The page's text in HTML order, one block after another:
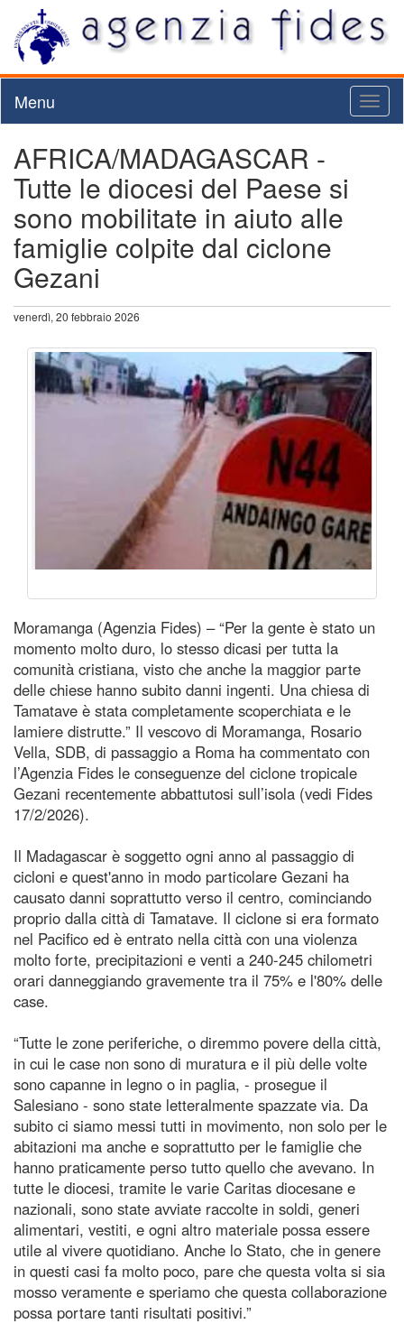
Menu
AFRICA/MADAGASCAR -
Tutte le diocesi del Paese si
sono mobilitate in aiuto alle
famiglie colpite dal ciclone
Gezani
venerdì, 20 febbraio 2026
Moramanga (Agenzia Fides) – “Per la gente è stato un
momento molto duro, lo stesso dicasi per tutta la
comunità cristiana, visto che anche la maggior parte
delle chiese hanno subito danni ingenti. Una chiesa di
Tamatave è stata completamente scoperchiata e le
lamiere distrutte.” Il vescovo di Moramanga, Rosario
Vella, SDB, di passaggio a Roma ha commentato con
l’Agenzia Fides le conseguenze del ciclone tropicale
Gezani recentemente abbattutosi sull’isola (vedi Fides
17/2/2026).
Il Madagascar è soggetto ogni anno al passaggio di
cicloni e quest'anno in modo particolare Gezani ha
causato danni soprattutto verso il centro, cominciando
proprio dalla città di Tamatave. Il ciclone si era formato
nel Pacifico ed è entrato nella città con una violenza
molto forte, precipitazioni e venti a 240-245 chilometri
orari danneggiando gravemente tra il 75% e l'80% delle
case.
“Tutte le zone periferiche, o diremmo povere della città,
in cui le case non sono di muratura e il più delle volte
sono capanne in legno o in paglia, - prosegue il
Salesiano - sono state letteralmente spazzate via. Da
subito ci siamo messi tutti in movimento, non solo per le
abitazioni ma anche e soprattutto per le famiglie che
hanno praticamente perso tutto quello che avevano. In
tutte le diocesi, tramite le varie Caritas diocesane e
nazionali, sono state avviate raccolte in soldi, generi
alimentari, vestiti, e ogni altro materiale possa essere
utile al vivere quotidiano. Anche lo Stato, che in genere
in questi casi fa molto poco, pare che questa volta si sia
mosso veramente e speriamo che questa collaborazione
possa portare tanti risultati positivi.”